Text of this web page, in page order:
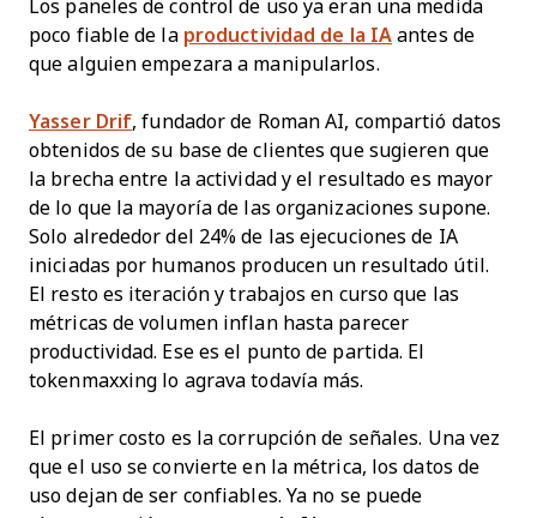
Los paneles de control de uso ya eran una medida
poco fiable de la productividad de la IA antes de
que alguien empezara a manipularlos.
Yasser Drif, fundador de Roman AI, compartió datos
obtenidos de su base de clientes que sugieren que
la brecha entre la actividad y el resultado es mayor
de lo que la mayoría de las organizaciones supone.
Solo alrededor del 24% de las ejecuciones de IA
iniciadas por humanos producen un resultado útil.
El resto es iteración y trabajos en curso que las
métricas de volumen inflan hasta parecer
productividad. Ese es el punto de partida. El
tokenmaxxing lo agrava todavía más.
El primer costo es la corrupción de señales. Una vez
que el uso se convierte en la métrica, los datos de
uso dejan de ser confiables. Ya no se puede